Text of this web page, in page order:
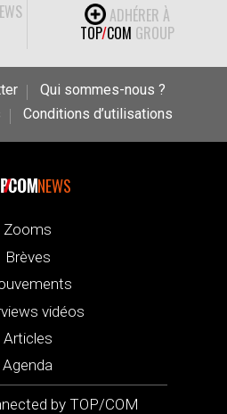
ADHÉRER À
TOP/COM GROUP
Qui sommes-nous ?
Conditions d’utilisations
NEWS
Zooms
Brèves
vidéos
Articles
Agenda
by TOP/COM